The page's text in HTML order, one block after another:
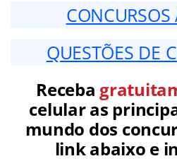
CONCURSOS
QUESTÕES DE
Receba
celular as
mundo dos
link abaixo e